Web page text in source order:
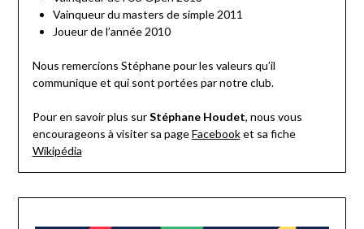
Vainqueur du masters de simple 2011
Joueur de l’année 2010
Nous remercions Stéphane pour les valeurs qu’il
communique et qui sont portées par notre club.
Pour en savoir plus surStéphane Houdet, nous vous
encourageons à visiter sa pageFacebooket sa fiche
Wikipédia